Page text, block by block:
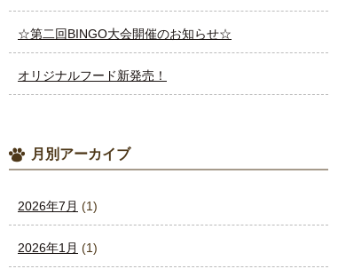
☆第二回BINGO大会開催のお知らせ☆
オリジナルフード新発売！
月別アーカイブ
2026年7月 (1)
2026年1月 (1)